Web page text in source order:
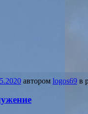
автором logos69 в